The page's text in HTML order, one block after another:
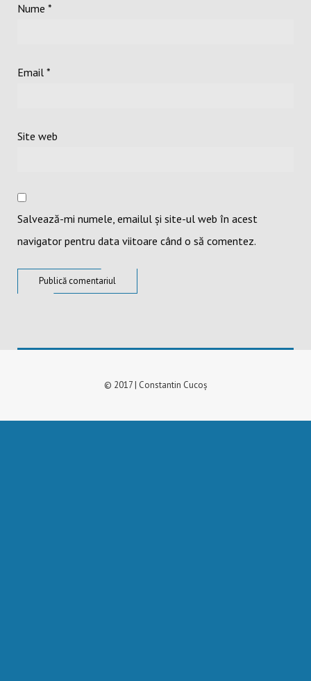
Nume *
Email *
Site web
Salvează-mi numele, emailul și site-ul web în acest
navigator pentru data viitoare când o să comentez.
© 2017 | Constantin Cucoș